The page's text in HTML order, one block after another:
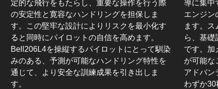
定的な飛行をもたらし、重要な操作を行う際
の安定性と寛容なハンドリングを担保しま
す。この堅牢な設計によりリスクを最小化す
ると同時にパイロットの自信を高めます。
Bell206L4を操縦するパイロットにとって馴染
みのある、予測が可能なハンドリング特性を
通じて、より安全な訓練成果を引き出しま
す。
導に集中
エンジン
ます。
ら、基礎
です。加
が可能な
アドバン
わずか